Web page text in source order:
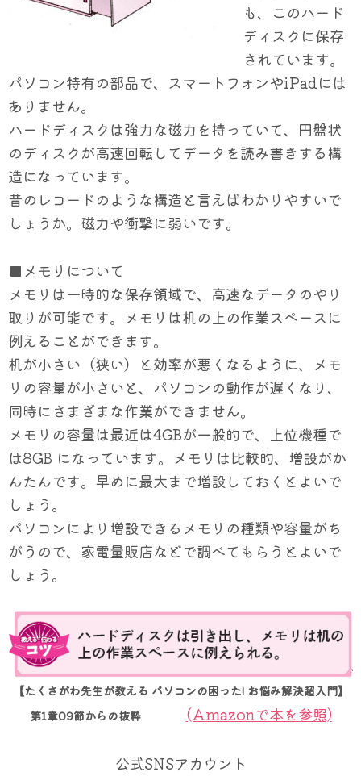
も、このハード
ディスクに保存
されています。
パソコン特有の部品で、スマートフォンやiPadには
ありません。
ハードディスクは強力な磁力を持っていて、円盤状
のディスクが高速回転してデータを読み書きする構
造になっています。
昔のレコードのような構造と言えばわかりやすいで
しょうか。磁力や衝撃に弱いです。
■メモリについて
メモリは一時的な保存領域で、高速なデータのやり
取りが可能です。メモリは机の上の作業スペースに
例えることができます。
机が小さい（狭い）と効率が悪くなるように、メモ
リの容量が小さいと、パソコンの動作が遅くなり、
同時にさまざまな作業ができません。
メモリの容量は最近は4GBが一般的で、上位機種で
は8GB になっています。メモリは比較的、増設がか
んたんです。早めに最大まで増設しておくとよいで
しょう。
パソコンにより増設できるメモリの種類や容量がち
がうので、家電量販店などで調べてもらうとよいで
しょう。
【たくさがわ先生が教える パソコンの困った! お悩み解決超入門】
第1章09節からの抜粋 (Amazonで本を参照)
公式SNSアカウント